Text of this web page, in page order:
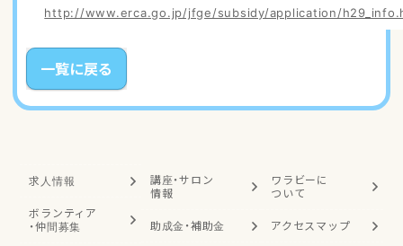
http://www.erca.go.jp/jfge/subsidy/application/
一覧に戻る
求人情報
ボランティア
・仲間募集
講座・サロン
情報
助成金・補助金
ワラビーに
ついて
アクセスマップ